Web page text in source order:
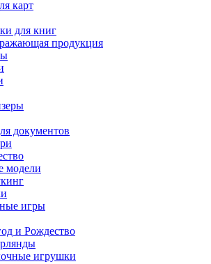
карт
для книг
продукция
документов
модели
игры
и Рождество
игрушки